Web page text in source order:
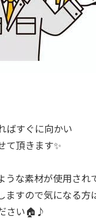
ばすぐに向かい
て頂きます✨
うな素材が使用され
ますので気になる方
さい🏠♪